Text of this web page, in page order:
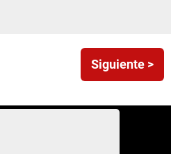
Siguiente >